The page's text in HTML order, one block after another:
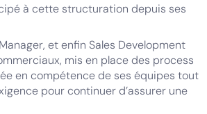
à cette structuration depuis ses
et enfin Sales Development
mis en place des process
en compétence de ses équipes tout
pour continuer d’assurer une